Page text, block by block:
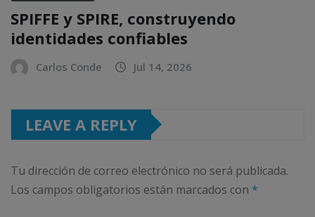
SPIFFE y SPIRE, construyendo
identidades confiables
Carlos Conde Jul 14, 2026
LEAVE A REPLY
Tu dirección de correo electrónico no será publicada.
Los campos obligatorios están marcados con *